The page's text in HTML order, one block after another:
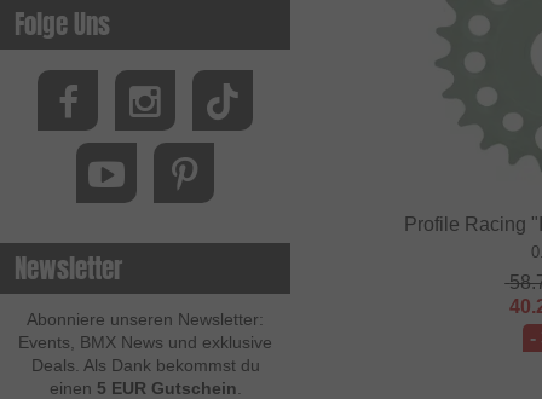
Folge Uns
Newsletter
Abonniere unseren Newsletter:
Events, BMX News und exklusive
Deals. Als Dank bekommst du
einen 5 EUR Gutschein
Profile Racing
-